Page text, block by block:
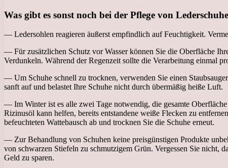
Was gibt es sonst noch bei der Pflege von
— Ledersohlen reagieren äußerst empfindlich auf Feuchtigkeit.
— Für zusätzlichen Schutz vor Wasser können Sie die Oberfläche
Verdunkeln. Während der Regenzeit sollte die Verarbeitung einmal
— Um Schuhe schnell zu trocknen, verwenden Sie einen
sanft auf und belastet Ihre Schuhe nicht durch übermäßig heiße Luft.
— Im Winter ist es alle zwei Tage notwendig, die gesamte
Rizinusöl kann helfen, bereits entstandene weiße Flecken zu
befeuchteten Wattebausch ab und trocknen Sie die Schuhe erneut.
— Zur Behandlung von Schuhen keine preisgünstigen Produkte
von schwarzen Stiefeln zu schmutzigem Grün. Vergessen Sie nicht,
Geld zu sparen.